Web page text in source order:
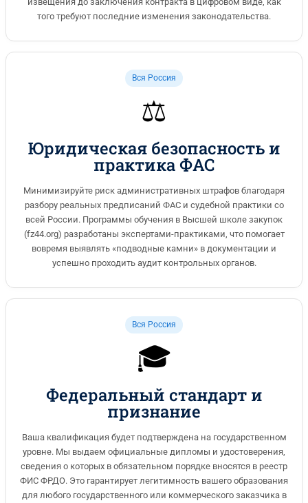
того требуют последние изменения законодательства.
Вся Россия
⚖️
Юридическая безопасность и
практика ФАС
Минимизируйте риск административных штрафов благодаря
разбору реальных предписаний ФАС и судебной практики со
всей России. Программы обучения в Высшей школе закупок
(fz44.org) разработаны экспертами-практиками, что помогает
вовремя выявлять «подводные камни» в документации и
успешно проходить аудит контрольных органов.
Вся Россия
🎓
Федеральный стандарт и
признание
Ваша квалификация будет подтверждена на государственном
уровне. Мы выдаем официальные дипломы и удостоверения,
сведения о которых в обязательном порядке вносятся в реестр
ФИС ФРДО. Это гарантирует легитимность вашего образования
для любого государственного или коммерческого заказчика в